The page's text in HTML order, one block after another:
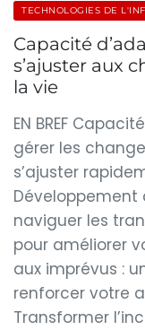
TECHNOLOGIES DE
Capacité
s’ajuster aux
la vie
EN BREF
gérer les
s’ajuster
naviguer les
pour améliorer
aux imprévus :
renforcer votre
Transformer